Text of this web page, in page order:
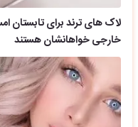
لاک های ترند برای تابستان
خارجی خواهانشان هستند